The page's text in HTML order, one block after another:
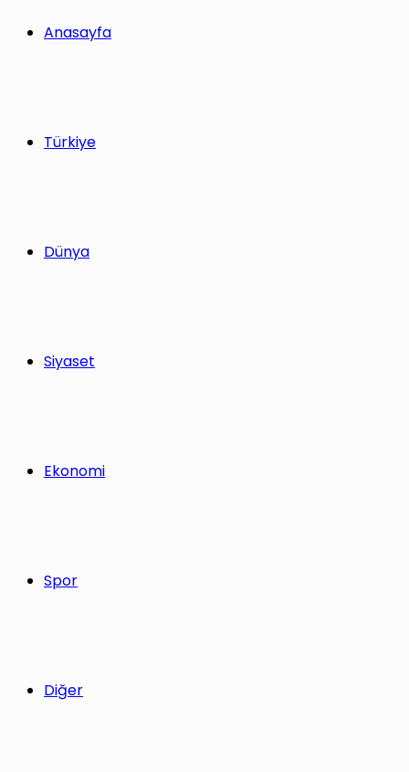
Anasayfa
Türkiye
Dünya
Siyaset
Ekonomi
Spor
Diğer